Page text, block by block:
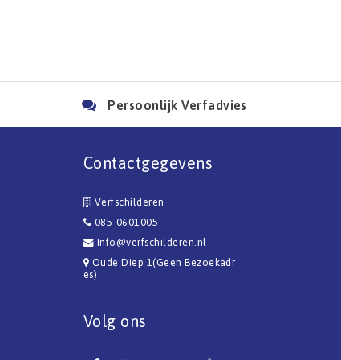
Persoonlijk Verfadvies
Contactgegevens
Verfschilderen
085-0601005
Info@verfschilderen.nl
Oude Diep 1(Geen Bezoekadr
es)
Volg ons